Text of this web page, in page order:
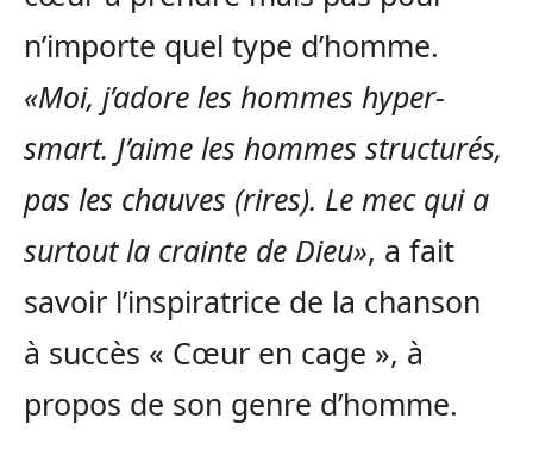
n’importe quel type d’homme.
«Moi, j’adore les hommes hyper-
smart. J’aime les hommes structurés,
pas les chauves (rires). Le mec qui a
surtout la crainte de Dieu», a fait
savoir l’inspiratrice de la chanson
à succès « Cœur en cage », à
propos de son genre d’homme.